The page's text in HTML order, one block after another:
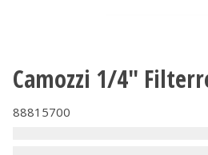
Camozzi 1/4"
88815700